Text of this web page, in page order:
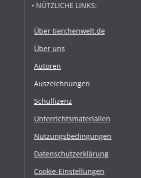
• NÜTZLICHE LINKS:
Über tierchenwelt.de
Über uns
Autoren
Auszeichnungen
Schullizenz
Unterrichtsmaterialien
Nutzungsbedingungen
Datenschutzerklärung
Cookie-Einstellungen